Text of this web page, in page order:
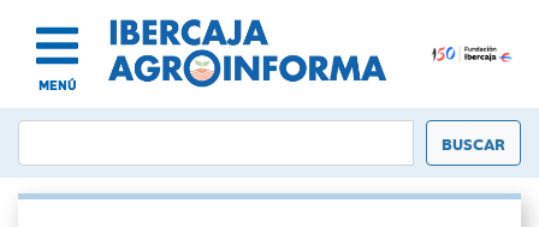
MENÚ